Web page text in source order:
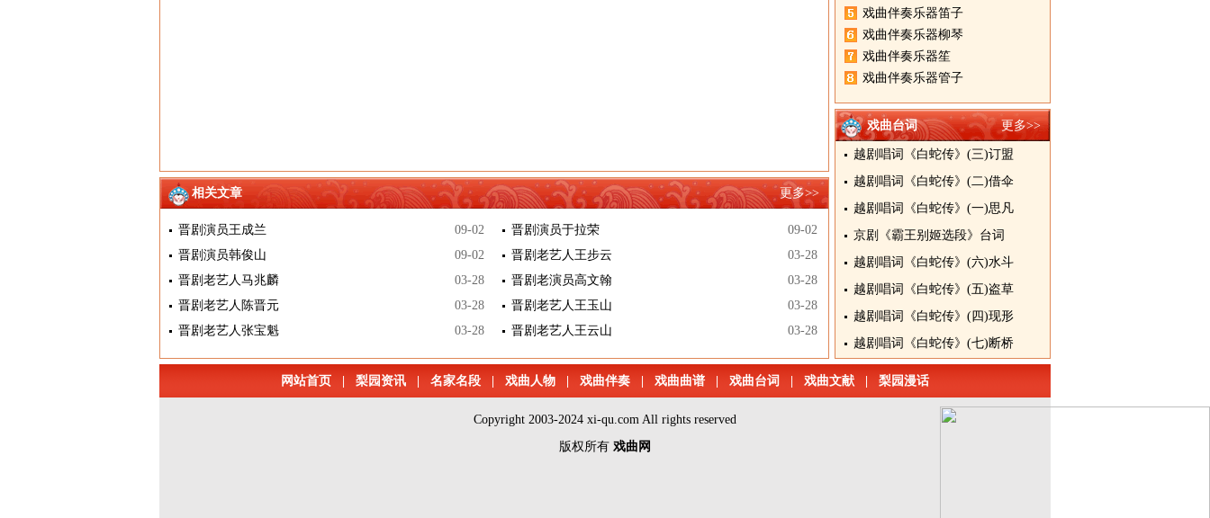
戏曲伴奏乐器笛子
戏曲伴奏乐器柳琴
戏曲伴奏乐器笙
戏曲伴奏乐器管子
更多>>
戏曲台词
越剧唱词《白蛇传》(三)订盟
越剧唱词《白蛇传》(二)借伞
越剧唱词《白蛇传》(一)思凡
京剧《霸王别姬选段》台词
越剧唱词《白蛇传》(六)水斗
越剧唱词《白蛇传》(五)盗草
越剧唱词《白蛇传》(四)现形
越剧唱词《白蛇传》(七)断桥
更多>>
相关文章
09-02
晋剧演员王成兰 09-02
晋剧演员于拉荣
09-02
晋剧演员韩俊山 03-28
晋剧老艺人王步云
03-28
晋剧老艺人马兆麟 03-28
晋剧老演员高文翰
03-28
晋剧老艺人陈晋元 03-28
晋剧老艺人王玉山
03-28
晋剧老艺人张宝魁 03-28
晋剧老艺人王云山
网站首页 梨园资讯 名家名段 戏曲人物 戏曲伴奏 戏曲曲谱 戏曲台词 戏曲文献 梨园漫话
Copyright 2003-2024 xi-qu.com All rights reserved
版权所有 戏曲网